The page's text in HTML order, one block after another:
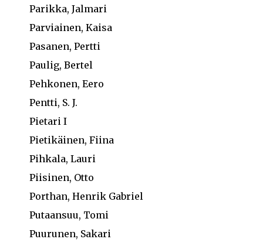
Parikka, Jalmari
Parviainen, Kaisa
Pasanen, Pertti
Paulig, Bertel
Pehkonen, Eero
Pentti, S. J.
Pietari I
Pietikäinen, Fiina
Pihkala, Lauri
Piisinen, Otto
Porthan, Henrik Gabriel
Putaansuu, Tomi
Puurunen, Sakari